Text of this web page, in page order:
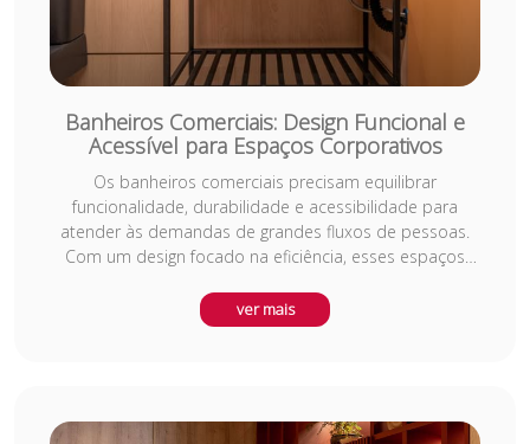
Banheiros Comerciais: Design Funcional e
Acessível para Espaços Corporativos
Os banheiros comerciais precisam equilibrar
funcionalidade, durabilidade e acessibilidade para
atender às demandas de grandes fluxos de pessoas.
Com um design focado na eficiência, esses espaços
fácil manutenção, garantindo higiene e conforto para os
usuários. Além disso, a acessibilidade é um ponto
escolher revestimentos adequados e integrar
ver mais